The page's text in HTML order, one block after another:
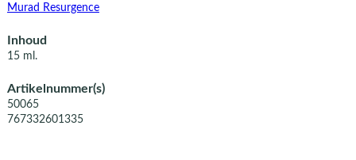
Murad Resurgence
Inhoud
15 ml.
Artikelnummer(s)
50065
767332601335